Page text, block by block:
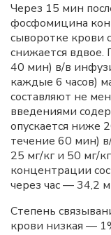
Через 15 мин
фосфомицина
сыворотке крови
снижается
40 мин) в/в
каждые 6 часов)
составляют не
введениями
опускается ниже
течение 60 мин)
25 мг/кг и 50 мг/
концентрации
через час — 34,2
Степень
крови низкая —